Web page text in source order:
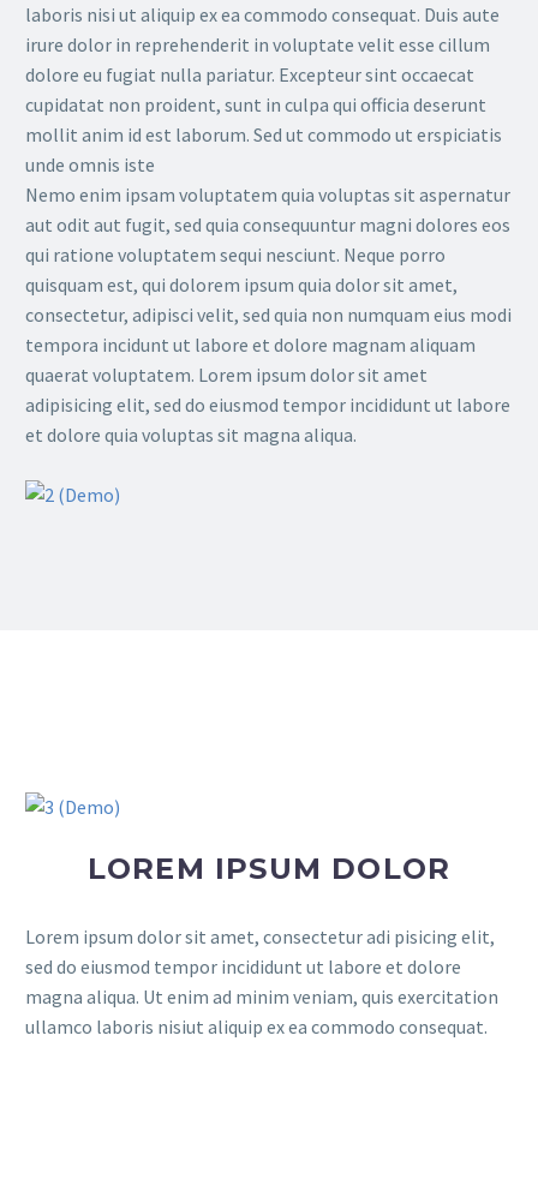
laboris nisi ut aliquip ex ea commodo consequat. Duis aute
irure dolor in reprehenderit in voluptate velit esse cillum
dolore eu fugiat nulla pariatur. Excepteur sint occaecat
cupidatat non proident, sunt in culpa qui officia deserunt
mollit anim id est laborum. Sed ut commodo ut erspiciatis
unde omnis iste
Nemo enim ipsam voluptatem quia voluptas sit aspernatur
aut odit aut fugit, sed quia consequuntur magni dolores eos
qui ratione voluptatem sequi nesciunt. Neque porro
quisquam est, qui dolorem ipsum quia dolor sit amet,
consectetur, adipisci velit, sed quia non numquam eius modi
tempora incidunt ut labore et dolore magnam aliquam
quaerat voluptatem. Lorem ipsum dolor sit amet
adipisicing elit, sed do eiusmod tempor incididunt ut labore
et dolore quia voluptas sit magna aliqua.
LOREM IPSUM DOLOR
Lorem ipsum dolor sit amet, consectetur adi pisicing elit,
sed do eiusmod tempor incididunt ut labore et dolore
magna aliqua. Ut enim ad minim veniam, quis exercitation
ullamco laboris nisiut aliquip ex ea commodo consequat.